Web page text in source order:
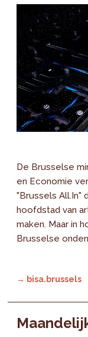
De Brusselse
en Economie
"Brussels All.In"
hoofdstad van
maken. Maar in
Brusselse
→ bisa.brussels